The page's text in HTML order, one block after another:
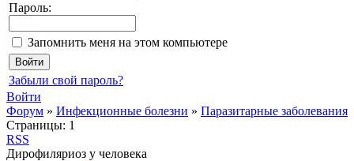
Пароль:
Запомнить меня на этом компьютере
Забыли свой пароль?
Войти
Форум » Инфекционные болезни » Паразитарные заболевания
Страницы: 1
RSS
Дирофиляриоз у человека